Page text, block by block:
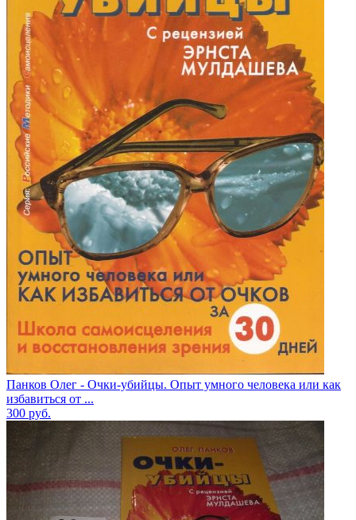
Панков Олег - Очки-убийцы. Опыт умного человека или как
избавиться от ...
300 руб.